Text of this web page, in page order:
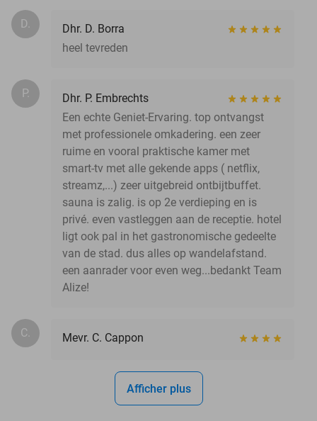
D.
Dhr. D. Borra
heel tevreden
P.
Dhr. P. Embrechts
Een echte Geniet-Ervaring. top ontvangst
met professionele omkadering. een zeer
ruime en vooral praktische kamer met
smart-tv met alle gekende apps ( netflix,
streamz,...) zeer uitgebreid ontbijtbuffet.
sauna is zalig. is op 2e verdieping en is
privé. even vastleggen aan de receptie. hotel
ligt ook pal in het gastronomische gedeelte
van de stad. dus alles op wandelafstand.
een aanrader voor even weg...bedankt Team
Alize!
C. Mevr. C. Cappon
Afficher plus